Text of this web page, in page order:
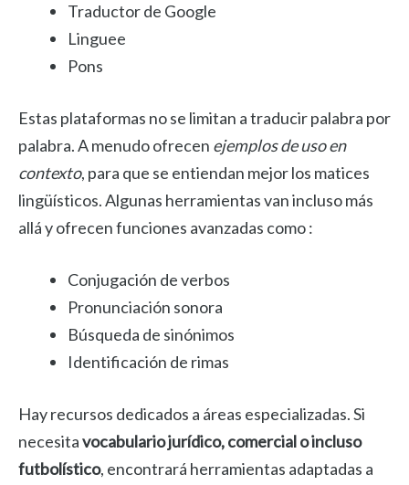
Traductor de Google
Linguee
Pons
Estas plataformas no se limitan a traducir palabra por
palabra. A menudo ofrecen ejemplos de uso en
contexto, para que se entiendan mejor los matices
lingüísticos. Algunas herramientas van incluso más
allá y ofrecen funciones avanzadas como :
Conjugación de verbos
Pronunciación sonora
Búsqueda de sinónimos
Identificación de rimas
Hay recursos dedicados a áreas especializadas. Si
necesitavocabulario jurídico, comercial o incluso
futbolístico, encontrará herramientas adaptadas a